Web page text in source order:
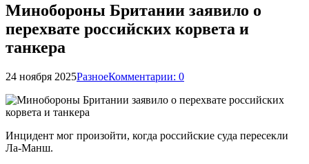
Минобороны Британии заявило о
перехвате российских корвета и
танкера
24 ноября 2025РазноеКомментарии: 0
Инцидент мог произойти, когда российские суда пересекли
Ла-Манш.